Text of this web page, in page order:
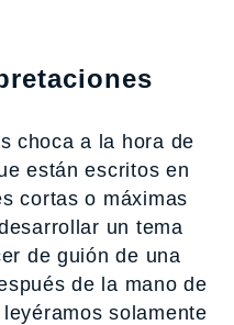
choca a la hora de
están escritos en
cortas o máximas
un tema
de guión de una
de la mano de
solamente